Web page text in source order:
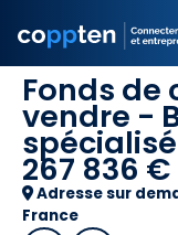
Fonds de
vendre -
267 836 €
Adresse sur
France